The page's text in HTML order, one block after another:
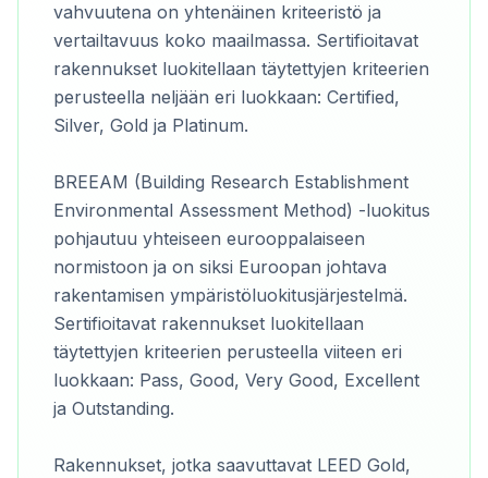
vahvuutena on yhtenäinen kriteeristö ja
vertailtavuus koko maailmassa. Sertifioitavat
rakennukset luokitellaan täytettyjen kriteerien
perusteella neljään eri luokkaan: Certified,
Silver, Gold ja Platinum.
BREEAM (Building Research Establishment
Environmental Assessment Method) -luokitus
pohjautuu yhteiseen eurooppalaiseen
normistoon ja on siksi Euroopan johtava
rakentamisen ympäristöluokitusjärjestelmä.
Sertifioitavat rakennukset luokitellaan
täytettyjen kriteerien perusteella viiteen eri
luokkaan: Pass, Good, Very Good, Excellent
ja Outstanding.
Rakennukset, jotka saavuttavat LEED Gold,